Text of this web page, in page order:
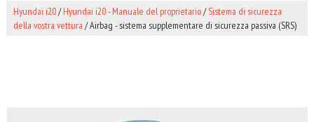
Hyundai i20/Hyundai i20 - Manuale del proprietario/Sistema di sicurezza
della vostra vettura / Airbag - sistema supplementare di sicurezza passiva (SRS)